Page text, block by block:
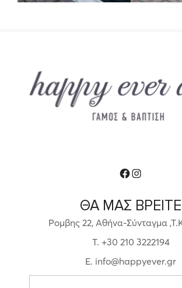
ΘΑ ΜΑΣ ΒΡΕΙΤΕ
Ρομβης 22, Αθήνα-Σύνταγμα
T. +30 210 3222194
E. info@happyever.gr
Facebook
Instagram